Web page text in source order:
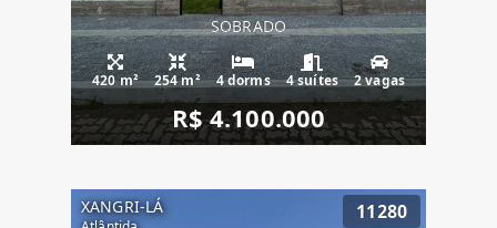
SOBRADO
420 m² 254 m² 4 dorms 4 suítes 2 vagas
R$ 4.100.000
XANGRI-LÁ 11280